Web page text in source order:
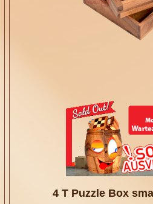
4 T Puzzle Box